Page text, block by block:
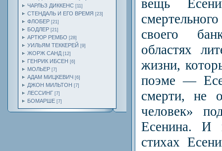
ЧАРЛЬЗ ДИККЕНС [11]
СТЕНДАЛЬ И ЕГО ВРЕМЯ [23]
ФЛОБЕР [21]
БОДЛЕР [21]
АРТЮР РЕМБО [28]
УИЛЬЯМ ТЕККЕРЕЙ [9]
ЖОРЖ САНД [12]
ГЕНРИК ИБСЕН [6]
МОЛЬЕР [7]
АДАМ МИЦКЕВИЧ [6]
ДЖОН МИЛЬТОН [7]
ЛЕССИНГ [7]
БОМАРШЕ [7]
вещь
своего
областях
жизни,
поэме —
смерти, не
человек»
Есенина. И
стихах